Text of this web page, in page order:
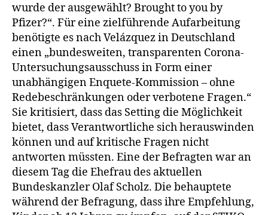
auch
das
PEI
lügt
wurde der ausgewählt? Brought to you by
Pfizer?“. Für eine zielführende Aufarbeitung
benötigte es nach Velázquez in Deutschland
einen „bundesweiten, transparenten Corona-
Untersuchungsausschuss in Form einer
unabhängigen Enquete-Kommission – ohne
Redebeschränkungen oder verbotene Fragen.“
Sie kritisiert, dass das Setting die Möglichkeit
bietet, dass Verantwortliche sich herauswinden
können und auf kritische Fragen nicht
antworten müssten. Eine der Befragten war an
diesem Tag die Ehefrau des aktuellen
Bundeskanzler Olaf Scholz. Die behauptete
während der Befragung, dass ihre Empfehlung,